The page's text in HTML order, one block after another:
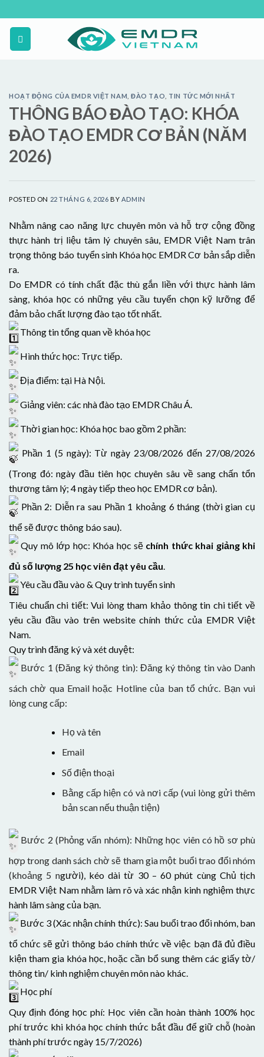
to
content
HOẠT ĐỘNG CỦA EMDR VIỆT NAM ,ĐÀO TẠO TIN TỨC MỚI NHẤT
THÔNG BÁO ĐÀO TẠO: KHÓA
ĐÀO TẠO EMDR CƠ BẢN (NĂM
2026)
POSTED ON 22 THÁNG 6, 2026 BY ADMIN
Nhằm nâng cao năng lực chuyên môn và hỗ trợ cộng đồng
thực hành trị liệu tâm lý chuyên sâu, EMDR Việt Nam trân
trọng thông báo tuyển sinh Khóa học EMDR Cơ bản sắp diễn
ra.
Do EMDR có tính chất đặc thù gắn liền với thực hành lâm
sàng, khóa học có những yêu cầu tuyển chọn kỹ lưỡng để
đảm bảo chất lượng đào tạo tốt nhất.
Thông tin tổng quan về khóa học
Hình thức học: Trực tiếp.
Địa điểm: tại Hà Nội.
Giảng viên: các nhà đào tạo EMDR Châu Á.
Thời gian học: Khóa học bao gồm 2 phần:
Phần 1 (5 ngày): Từ ngày 23/08/2026 đến 27/08/2026
(Trong đó: ngày đầu tiên học chuyên sâu về sang chấn tổn
thương tâm lý; 4 ngày tiếp theo học EMDR cơ bản).
Phần 2: Diễn ra sau Phần 1 khoảng 6 tháng (thời gian cụ
thể sẽ được thông báo sau).
Quy mô lớp học: Khóa học sẽ chính thức khai giảng khi
đủ số lượng 25 học viên đạt yêu cầu
Yêu cầu đầu vào & Quy trình tuyển sinh
Tiêu chuẩn chi tiết: Vui lòng tham khảo thông tin chi tiết về
yêu cầu đầu vào trên website chính thức của EMDR Việt
Nam.
Quy trình đăng ký và xét duyệt:
Bước 1 (Đăng ký thông tin): Đăng ký thông tin vào Danh
sách chờ qua Email hoặc Hotline của ban tổ chức. Bạn vui
lòng cung cấp:
Họ và tên
Email
Số điện thoại
Bằng cấp hiện có và nơi cấp (vui lòng gửi thêm
bản scan nếu thuận tiện)
Bước 2 (Phỏng vấn nhóm): Những học viên có hồ sơ phù
hợp trong danh sách chờ sẽ tham gia một buổi trao đổi nhóm
(khoảng 5 người), kéo dài từ 30 – 60 phút cùng Chủ tịch
EMDR Việt Nam nhằm làm rõ và xác nhận kinh nghiệm thực
hành lâm sàng của bạn.
Bước 3 (Xác nhận chính thức): Sau buổi trao đổi nhóm, ban
tổ chức sẽ gửi thông báo chính thức về việc bạn đã đủ điều
kiện tham gia khóa học, hoặc cần bổ sung thêm các giấy tờ/
thông tin/ kinh nghiệm chuyên môn nào khác.
Học phí
Quy định đóng học phí: Học viên cần hoàn thành 100% học
phí trước khi khóa học chính thức bắt đầu để giữ chỗ (hoàn
thành phí trước ngày 15/7/2026)